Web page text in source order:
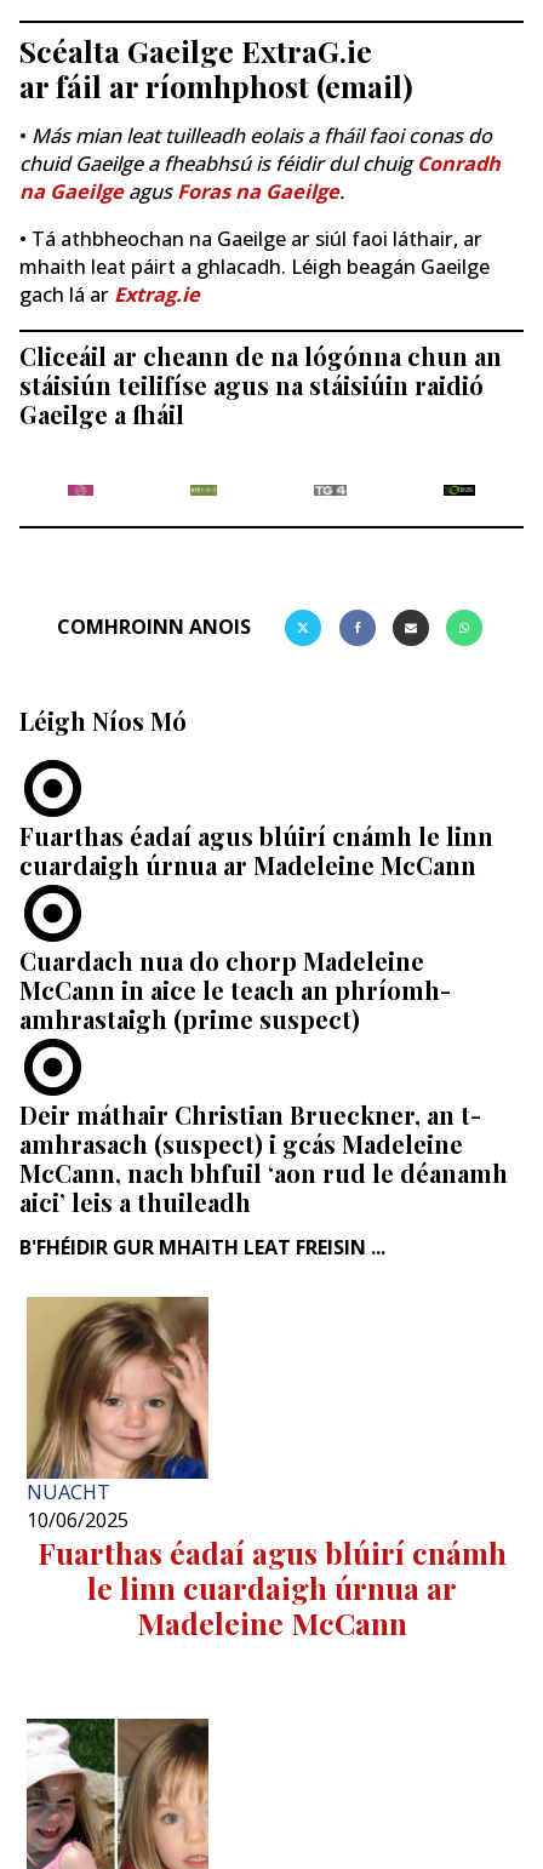
Scéalta Gaeilge ExtraG.ie
ar fáil ar ríomhphost (email)
• Más mian leat tuilleadh eolais a fháil faoi conas do
chuid Gaeilge a fheabhsú is féidir dul chuigConradh
na GaeilgeagusForas na Gaeilge.
• Tá athbheochan na Gaeilge ar siúl faoi láthair, ar
mhaith leat páirt a ghlacadh. Léigh beagán Gaeilge
gach lá ar Extrag.ie
Cliceáil ar cheann de na lógónna chun an
stáisiún teilifíse agus na stáisiúin raidió
Gaeilge a fháil
COMHROINN ANOIS
Léigh Níos Mó
Fuarthas éadaí agus blúirí cnámh le linn
cuardaigh úrnua ar Madeleine McCann
Cuardach nua do chorp Madeleine
McCann in aice le teach an phríomh-
amhrastaigh (prime suspect)
Deir máthair Christian Brueckner, an t-
amhrasach (suspect) i gcás Madeleine
McCann, nach bhfuil ‘aon rud le déanamh
aici’ leis a thuileadh
B'FHÉIDIR GUR MHAITH LEAT FREISIN ...
NUACHT
10/06/2025
Fuarthas éadaí agus blúirí cnámh
le linn cuardaigh úrnua ar
Madeleine McCann